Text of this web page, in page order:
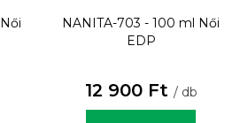
Női
NANITA-703 - 100 ml Női
EDP
12 900 Ft / db